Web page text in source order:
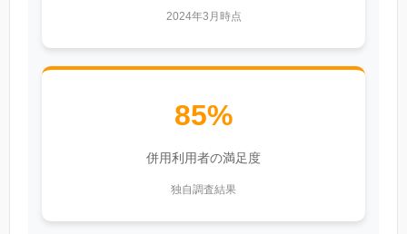
2024年3月時点
85%
併用利用者の満足度
独自調査結果